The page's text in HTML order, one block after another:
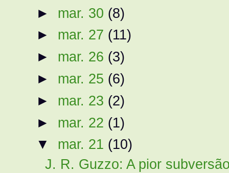
► mar. 30 (8)
► mar. 27 (11)
► mar. 26 (3)
► mar. 25 (6)
► mar. 23 (2)
► mar. 22 (1)
▼ mar. 21 (10)
J. R. Guzzo: A pior